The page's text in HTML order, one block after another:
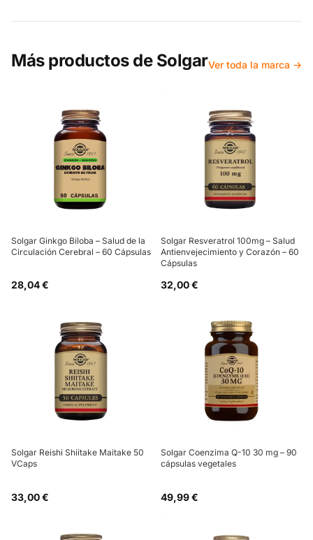
Más productos de SolgarVer toda la marca →
Solgar Ginkgo Biloba – Salud de la
Circulación Cerebral – 60 Cápsulas
28,04 €
Solgar Resveratrol 100mg – Salud
Antienvejecimiento y Corazón – 60
Cápsulas
32,00 €
Solgar Reishi Shiitake Maitake 50
VCaps
33,00 €
Solgar Coenzima Q-10 30 mg – 90
cápsulas vegetales
49,99 €